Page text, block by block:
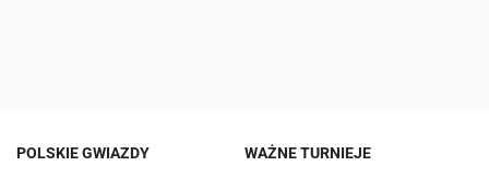
POLSKIE GWIAZDY WAŻNE TURNIEJE